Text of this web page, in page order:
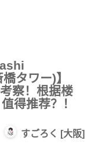
タワー)】
察！根据楼
得推荐？！
すごろく [大阪]